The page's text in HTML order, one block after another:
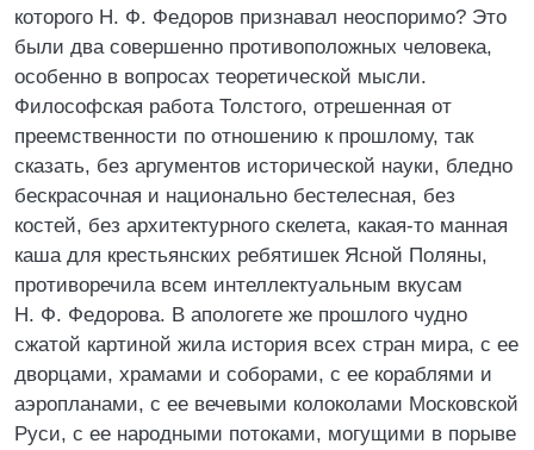
которого Н. Ф. Федоров признавал неоспоримо? Это
были два совершенно противоположных человека,
особенно в вопросах теоретической мысли.
Философская работа Толстого, отрешенная от
преемственности по отношению к прошлому, так
сказать, без аргументов исторической науки, бледно
бескрасочная и национально бестелесная, без
костей, без архитектурного скелета, какая-то манная
каша для крестьянских ребятишек Ясной Поляны,
противоречила всем интеллектуальным вкусам
Н. Ф. Федорова. В апологете же прошлого чудно
сжатой картиной жила история всех стран мира, с ее
дворцами, храмами и соборами, с ее кораблями и
аэропланами, с ее вечевыми колоколами Московской
Руси, с ее народными потоками, могущими в порыве